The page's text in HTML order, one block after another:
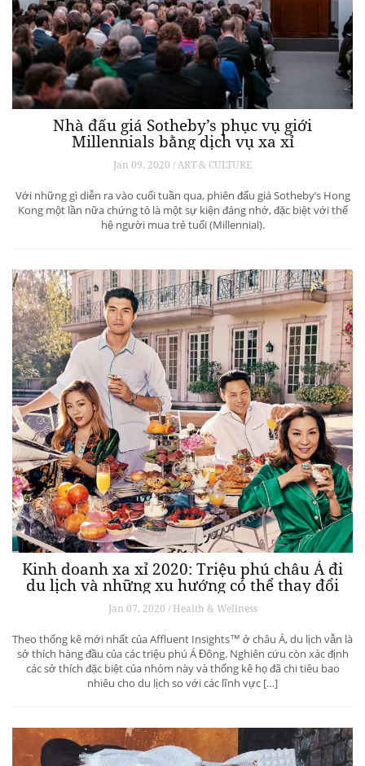
Nhà đấu giá Sotheby’s phục vụ giới
Millennials bằng dịch vụ xa xỉ
Jan 09, 2020 / ART & CULTURE
Với những gì diễn ra vào cuối tuần qua, phiên đấu giá Sotheby’s Hong
Kong một lần nữa chứng tỏ là một sự kiện đáng nhớ, đặc biệt với thế
hệ người mua trẻ tuổi (Millennial).
Kinh doanh xa xỉ 2020: Triệu phú châu Á đi
du lịch và những xu hướng có thể thay đổi
ngành du lịch thượng lưu
Jan 07, 2020 / Health & Wellness
Theo thống kê mới nhất của Affluent Insights™ ở châu Á, du lịch vẫn là
sở thích hàng đầu của các triệu phú Á Đông. Nghiên cứu còn xác định
các sở thích đặc biệt của nhóm này và thống kê họ đã chi tiêu bao
nhiêu cho du lịch so với các lĩnh vực […]